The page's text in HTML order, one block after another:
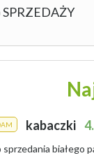
kabaczki
sprzedania białego